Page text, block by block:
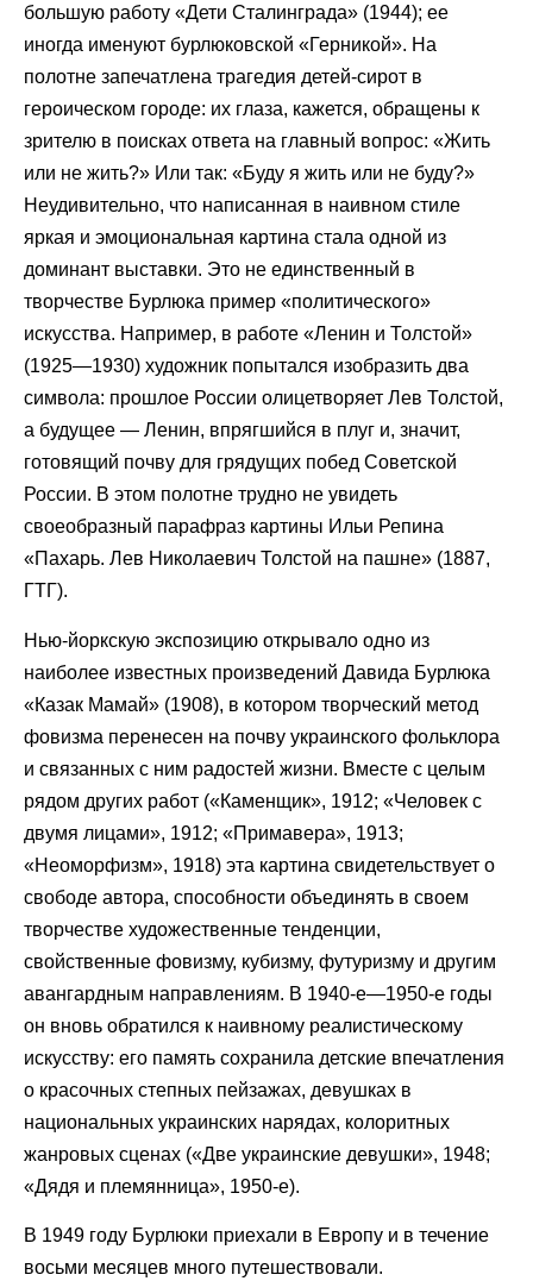
большую работу «Дети Сталинграда» (1944); ее
иногда именуют бурлюковской «Герникой». На
полотне запечатлена трагедия детей-сирот в
героическом городе: их глаза, кажется, обращены к
зрителю в поисках ответа на главный вопрос: «Жить
или не жить?» Или так: «Буду я жить или не буду?»
Неудивительно, что написанная в наивном стиле
яркая и эмоциональная картина стала одной из
доминант выставки. Это не единственный в
творчестве Бурлюка пример «политического»
искусства. Например, в работе «Ленин и Толстой»
(1925—1930) художник попытался изобразить два
символа: прошлое России олицетворяет Лев Толстой,
а будущее — Ленин, впрягшийся в плуг и, значит,
готовящий почву для грядущих побед Советской
России. В этом полотне трудно не увидеть
своеобразный парафраз картины Ильи Репина
«Пахарь. Лев Николаевич Толстой на пашне» (1887,
ГТГ).
Нью-йоркскую экспозицию открывало одно из
наиболее известных произведений Давида Бурлюка
«Казак Мамай» (1908), в котором творческий метод
фовизма перенесен на почву украинского фольклора
и связанных с ним радостей жизни. Вместе с целым
рядом других работ («Каменщик», 1912; «Человек с
двумя лицами», 1912; «Примавера», 1913;
«Неоморфизм», 1918) эта картина свидетельствует о
свободе автора, способности объединять в своем
творчестве художественные тенденции,
свойственные фовизму, кубизму, футуризму и другим
авангардным направлениям. В 1940-е—1950-е годы
он вновь обратился к наивному реалистическому
искусству: его память сохранила детские впечатления
о красочных степных пейзажах, девушках в
национальных украинских нарядах, колоритных
жанровых сценах («Две украинские девушки», 1948;
«Дядя и племянница», 1950-е).
В 1949 году Бурлюки приехали в Европу и в течение
восьми месяцев много путешествовали.